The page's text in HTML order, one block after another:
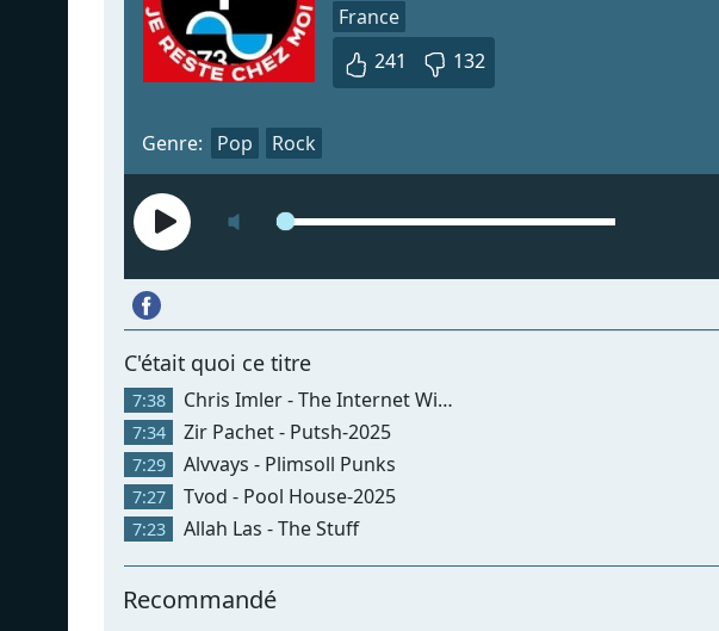
France
241
132
Genre: Pop Rock
C'était quoi ce titre
7:38 Chris Imler - The Internet Will Break My Hea
7:34 Zir Pachet - Putsh-2025
7:29 Alvvays - Plimsoll Punks
7:27 Tvod - Pool House-2025
7:23 Allah Las - The Stuff
Recommandé